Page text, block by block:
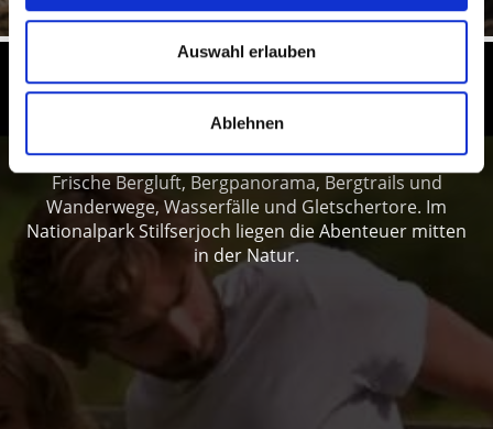
Auswahl erlauben
Ablehnen
Familienabenteuer rund um den
Ortler
Frische Bergluft, Bergpanorama, Bergtrails und
Wanderwege, Wasserfälle und Gletschertore. Im
Nationalpark Stilfserjoch liegen die Abenteuer mitten
in der Natur.